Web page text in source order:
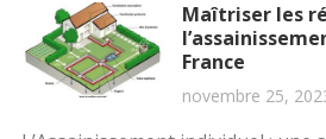
Maîtriser les
France
novembre 25,